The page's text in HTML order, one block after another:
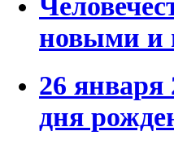
новыми и
26 января
дня